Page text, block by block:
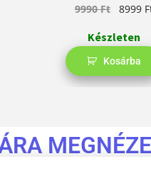
9990Ft 8999
Készleten
Kosárba